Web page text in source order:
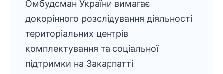
Омбудсман України вимагає
докорінного розслідування діяльності
територіальних центрів
комплектування та соціальної
підтримки на Закарпатті